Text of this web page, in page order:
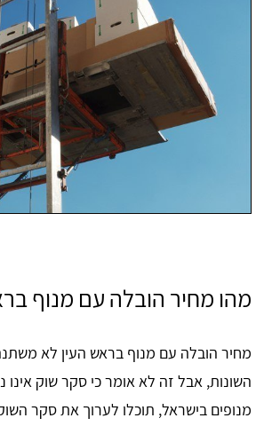
מהו מחיר הובלה עם מנוף
מחיר הובלה עם מנוף בראש העין לא
השונות, אבל זה לא אומר כי סקר שוק
מנופים בישראל, תוכלו לערוך את סקר